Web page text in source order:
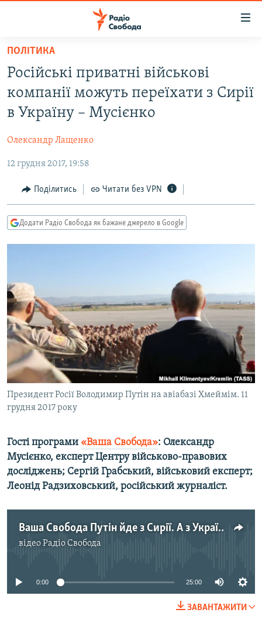
Перейти
основного
матеріалу
Перейти
до
основної
Перейти
пошуку
СТАТТІ
ЕКОНОМІКА
СУСПІЛЬСТВО
КУЛЬТУРА
УКРАЇНА
РОСІЙСЬКА «ФІЛЬТРАЦІЯ»
ДОНБАС.РЕАЛІЇ
КРИМ.РЕАЛІЇ
СХЕМИ
ФОТО
СПЕЦПРОЄКТИ
ПОДКАСТИ
КРИМ РЕАЛІЇ
РУС
УКР
ДОЛУЧАЙСЯ!
Усі сайти RFE/RL
ПОЛІТИКА
Російські приватні військові
компанії можуть переїхати з Сирії
в Україну – Мусієнко
Олександр Лащенко
12 грудня 2017, 19:58
Поділитись Читати без VPN
Додати Радіо Свобода як бажане джерело в Google
Президент Росії Володимир Путін на авіабазі Хмеймім. 11
грудня 2017 року
Гості програми «Ваша Свобода»: Олександр
Мусієнко, експерт Центру військово-правових
досліджень; Сергій Грабський, військовий експерт;
Леонід Радзиховський, російський журналіст.
Ваша Свобода Путін йде з Сирії. А з України?
відеоРадіо Свобода
No media source currently available
0:00 25:00
ЗАВАНТАЖИТИ